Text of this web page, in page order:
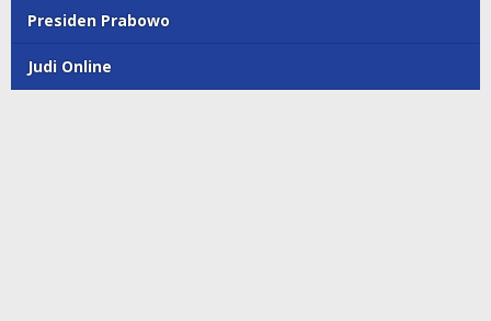
Presiden Prabowo
Judi Online